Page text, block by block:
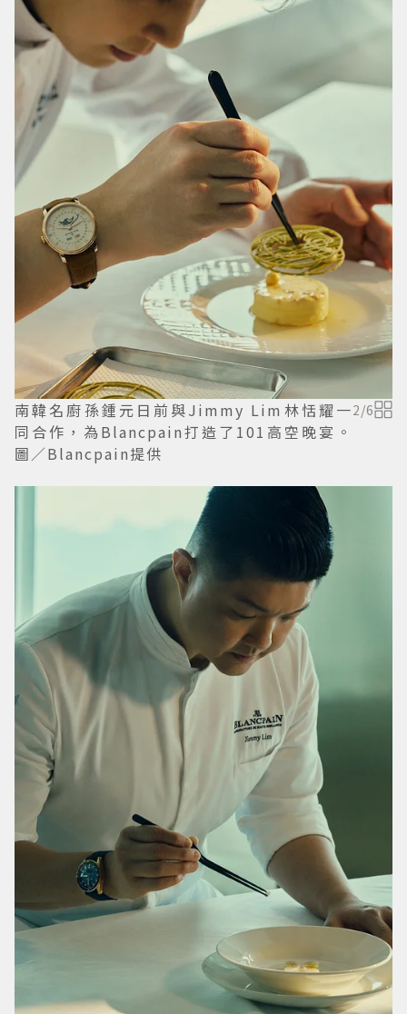
南韓名廚孫鍾元日前與Jimmy Lim林恬耀一
同合作，為Blancpain打造了101高空晚宴。
圖／Blancpain提供
2/6